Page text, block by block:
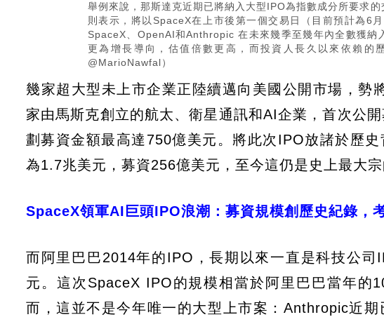
舉例來說，那斯達克近期已將納入大型IPO為指數成分所要求
則表示，將以SpaceX在上市後第一個交易日（目前預計為6
SpaceX、OpenAI和Anthropic 在未來幾季至幾年內全數獲納
更為增長導向，估值倍數更高，而投資人長久以來依賴的
@MarioNawfal）
幾家超大型未上市企業正陸續邁向美國公開市場，勢
家由馬斯克創立的航太、衛星通訊和AI企業，首次公
劃募資金額最高達750億美元。將此次IPO放諸於歷
為1.7兆美元，募資256億美元，至今這仍是史上最大宗
SpaceX領軍AI巨頭IPO浪潮：募資規模創歷史紀錄，
而阿里巴巴2014年的IPO，長期以來一直是科技公
元。這次SpaceX IPO的規模相當於阿里巴巴當年的
而，這並不是今年唯一的大型上市案：Anthropic近